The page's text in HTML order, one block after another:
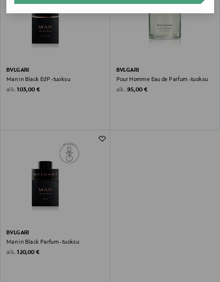
BVLGARI
Man in Black EdP -tuoksu
alk. Original Price
103,00 €
BVLGARI
Pour Homme Eau de Parfum -tuoksu
alk. Original Price
95,00 €
BVLGARI
Man in Black Parfum -tuoksu
alk. Original Price
120,00 €